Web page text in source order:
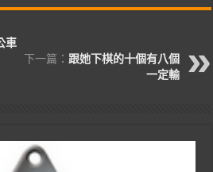
車
下一篇： 跟她下棋的十個有八個
一定輸